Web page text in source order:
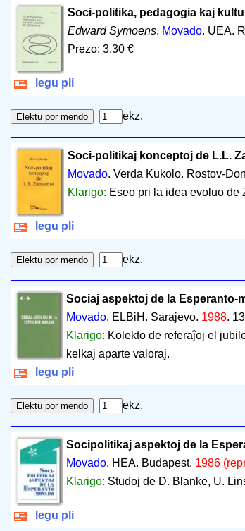
Soci-politika, pedagogia kaj
Edward Symoens. Movado. UEA.
Prezo: 3.30 €
legu pli
ekz.
Soci-politikaj konceptoj de L.L.
Movado. Verda Kukolo. Rostov-
Klarigo: Eseo pri la idea evoluo de
legu pli
ekz.
Sociaj aspektoj de la Esperanto-
Movado. ELBiH. Sarajevo. 1988.
Klarigo: Kolekto de referaĵoj el
kelkaj aparte valoraj.
legu pli
ekz.
Socipolitikaj aspektoj de la
Movado. HEA. Budapest. 1986
Klarigo: Studoj de D. Blanke, U.
legu pli